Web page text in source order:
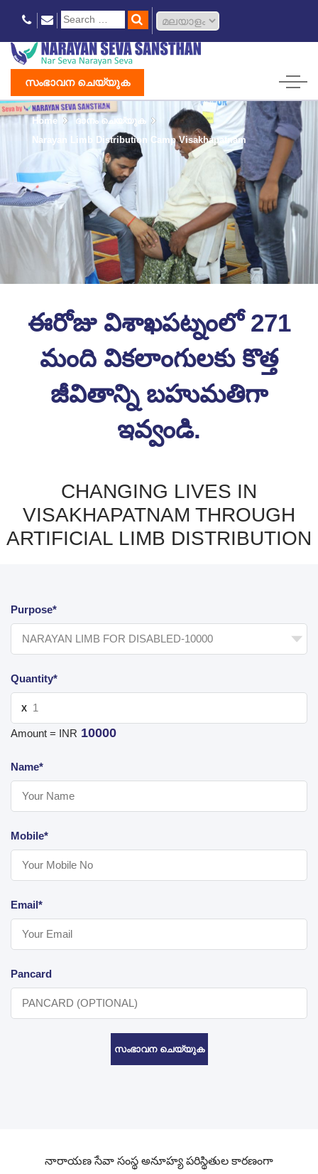
സംഭാവന ചെയ്യുക
Home
ദാനം ചെയ്യുക
Narayan Limb Distribution Camp Visakhapatnam
ఈరోజు విశాఖపట్నంలో 271
మంది వికలాంగులకు కొత్త
జీవితాన్ని బహుమతిగా
ఇవ్వండి.
CHANGING LIVES IN
VISAKHAPATNAM THROUGH
ARTIFICIAL LIMB DISTRIBUTION
Purpose*
Quantity*
X
Amount = INR 10000
Name*
Mobile*
Email*
Pancard
സംഭാവന ചെയ്യുക
నారాయణ సేవా సంస్థ అనూహ్య పరిస్థితుల కారణంగా